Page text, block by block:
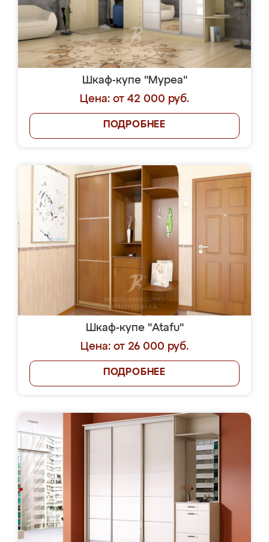
Шкаф-купе "Муреа"
Цена: от 42 000 руб.
ПОДРОБНЕЕ
Шкаф-купе "Atafu"
Цена: от 26 000 руб.
ПОДРОБНЕЕ